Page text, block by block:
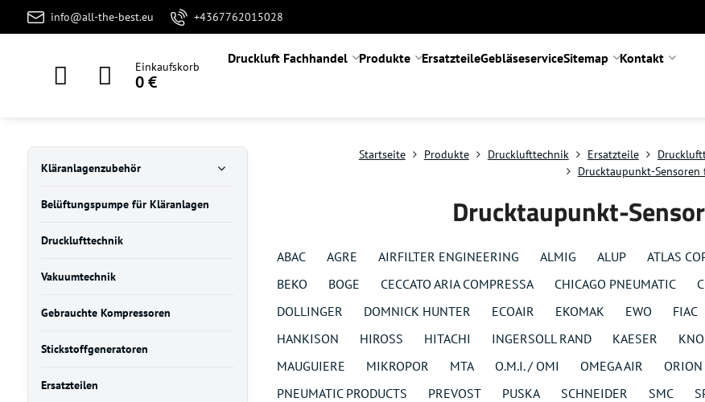
info@all-the-best.eu +4367762015028
Einkaufskorb
0 €
Druckluft Fachhandel Produkte ErsatzteileGebläseserviceSitemap Kontakt
Startseite Produkte Drucklufttechnik Ersatzteile
Drucktaupunkt-Sensoren
Drucktaupunkt-
ABAC AGRE AIRFILTER ENGINEERING ALMIG ALUP ATLAS
BEKO
BOGE CECCATO ARIA COMPRESSA CHICAGO PNEUMATIC
DOLLINGER
DOMNICK HUNTER ECOAIR EKOMAK EWO FIAC
HANKISON
HIROSS HITACHI INGERSOLL RAND KAESER
MAUGUIERE
MIKROPOR MTA O.M.I. / OMI OMEGA AIR ORION
PNEUMATIC PRODUCTS
PREVOST PUSKA SCHNEIDER SMC
Kläranlagenzubehör
Belüftungspumpe für Kläranlagen
Drucklufttechnik
Vakuumtechnik
Gebrauchte Kompressoren
Stickstoffgeneratoren
Ersatzteilen